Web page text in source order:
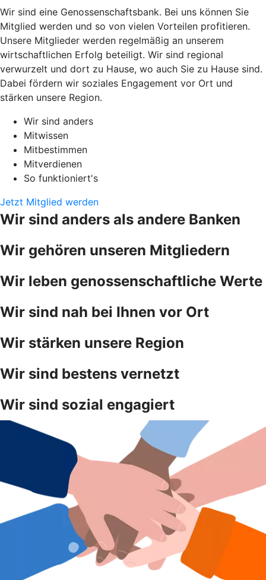
Wir sind eine Genossenschaftsbank. Bei uns können Sie
Mitglied werden und so von vielen Vorteilen profitieren.
Unsere Mitglieder werden regelmäßig an unserem
wirtschaftlichen Erfolg beteiligt. Wir sind regional
verwurzelt und dort zu Hause, wo auch Sie zu Hause sind.
Dabei fördern wir soziales Engagement vor Ort und
stärken unsere Region.
Wir sind anders
Mitwissen
Mitbestimmen
Mitverdienen
So funktioniert's
Jetzt Mitglied werden
Wir sind anders als andere Banken
Wir gehören unseren Mitgliedern
Wir leben genossenschaftliche Werte
Wir sind nah bei Ihnen vor Ort
Wir stärken unsere Region
Wir sind bestens vernetzt
Wir sind sozial engagiert